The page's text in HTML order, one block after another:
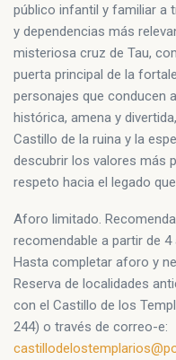
público infantil y familiar a
y dependencias más
misteriosa cruz de Tau,
puerta principal de la
personajes que conducen
histórica, amena y
Castillo de la ruina y la
descubrir los valores más
respeto hacia el legado
Aforo limitado.
recomendable a partir de
Hasta completar aforo y
Reserva de localidades
con el Castillo de los
244) o través de correo-e: